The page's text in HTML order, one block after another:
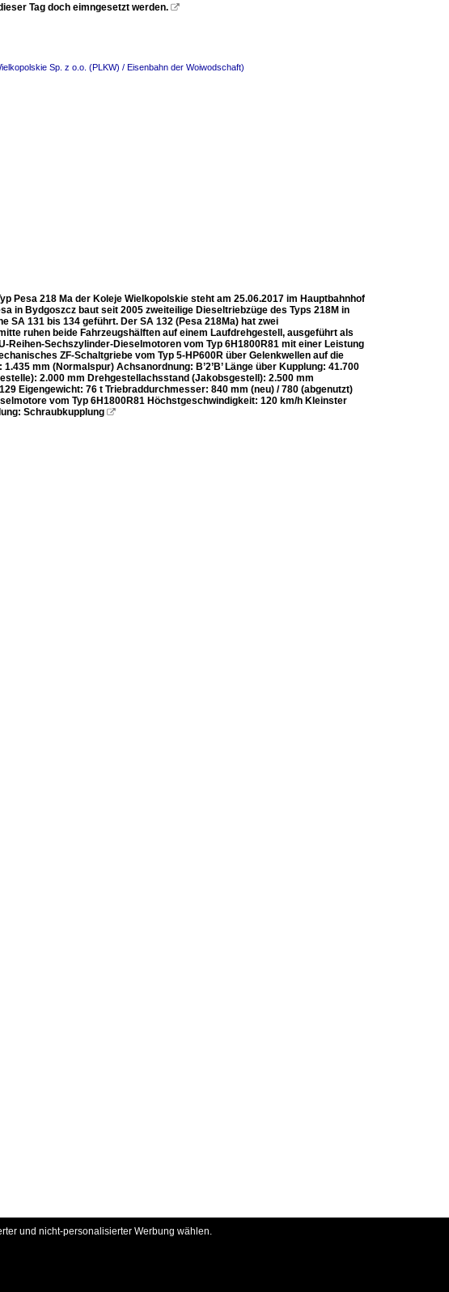
Tag doch eimngesetzt werden. 
Sp. z o.o. (PLKW) / Eisenbahn der Woiwodschaft)
Pesa 218 Ma der Koleje Wielkopolskie steht am 25.06.2017 im Hauptbahnhof
in Bydgoszcz baut seit 2005 zweiteilige Dieseltriebzüge des Typs 218M in
SA 131 bis 134 geführt. Der SA 132 (Pesa 218Ma) hat zwei
ruhen beide Fahrzeugshälften auf einem Laufdrehgestell, ausgeführt als
Sechszylinder-Dieselmotoren vom Typ 6H1800R81 mit einer Leistung
ZF-Schaltgriebe vom Typ 5-HP600R über Gelenkwellen auf die
mm (Normalspur) Achsanordnung: B’2’B’ Länge über Kupplung: 41.700
2.000 mm Drehgestellachsstand (Jakobsgestell): 2.500 mm
Eigengewicht: 76 t Triebraddurchmesser: 840 mm (neu) / 780 (abgenutzt)
vom Typ 6H1800R81 Höchstgeschwindigkeit: 120 km/h Kleinster
Schraubkupplung 
und nicht-personalisierter Werbung wählen.